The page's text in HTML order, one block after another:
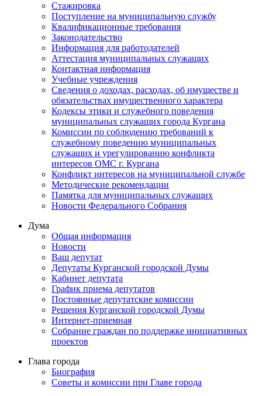
Стажировка
Поступление на муниципальную службу
Квалификационные требования
Законодательство
Информация для работодателей
Аттестация муниципальных служащих
Контактная информация
Учебные учреждения
Сведения о доходах, расходах, об имуществе и
обязательствах имущественного характера
Кодексы этики и служебного поведения
муниципальных служащих города Кургана
Комиссии по соблюдению требований к
служебному поведению муниципальных
служащих и урегулированию конфликта
интересов ОМС г. Кургана
Конфликт интересов на муниципальной службе
Методические рекомендации
Памятка для муниципальных служащих
Новости Федерального Cобрания
Дума
Общая информация
Новости
Ваш депутат
Депутаты Курганской городской Думы
Кабинет депутата
График приема депутатов
Постоянные депутатские комиссии
Решения Курганской городской Думы
Интернет-приемная
Собрание граждан по поддержке инициативных
проектов
Глава города
Биография
Советы и комиссии при Главе города